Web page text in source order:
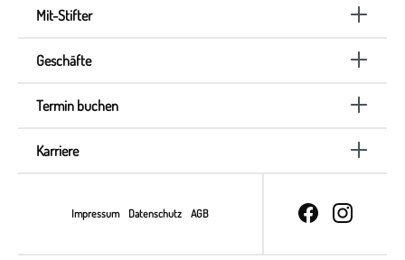
Mit-Stifter
Geschäfte
Termin buchen
Karriere
Impressum Datenschutz AGB